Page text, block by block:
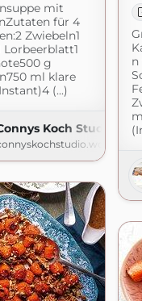
mit
für 4
Zwiebeln1
Lorbeerblatt1
g
ml klare
(...)
Koch Studio
n